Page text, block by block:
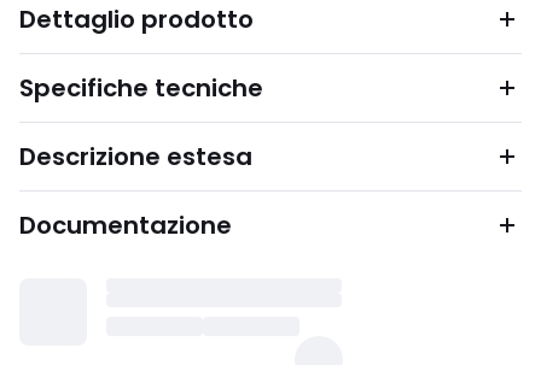
Dettaglio prodotto
Specifiche tecniche
Descrizione estesa
Documentazione